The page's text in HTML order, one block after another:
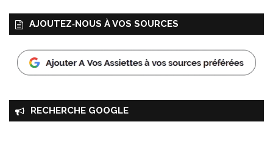
l
AJOUTEZ‑NOUS À VOS SOURCES
RECHERCHE GOOGLE